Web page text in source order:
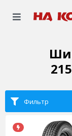
Фильтр